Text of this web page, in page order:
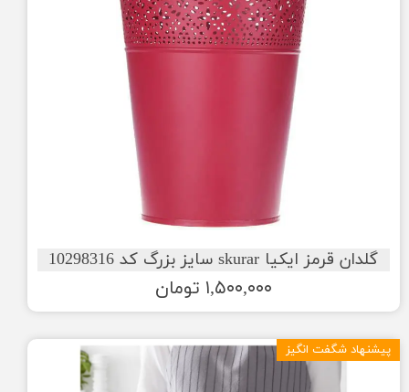
گلدان قرمز ایکیا skurar سایز بزرگ کد 10298316
۱,۵۰۰,۰۰۰ تومان
پیشنهاد شگفت انگیز